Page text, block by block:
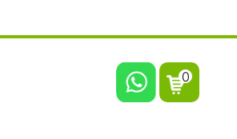
0